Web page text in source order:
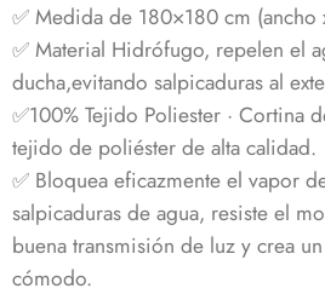
✅ Medida de 180×180 cm (ancho
✅ Material Hidrófugo, repelen el
ducha,evitando salpicaduras al
✅100% Tejido Poliester · Cortina
tejido de poliéster de alta calidad.
✅ Bloquea eficazmente el vapor
salpicaduras de agua, resiste el
buena transmisión de luz y crea
cómodo.